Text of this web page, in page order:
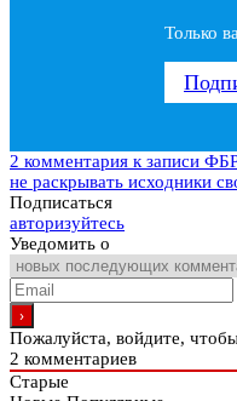
Только
2 комментария к записи
не раскрывать исходники
Подписаться
авторизуйтесь
Уведомить о
Пожалуйста, войдите,
2 комментариев
Старые